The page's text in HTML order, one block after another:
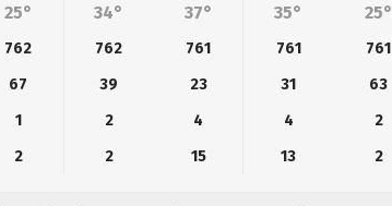
25° 34° 37° 35° 25°
762 762 761 761
761
67 39 23 31
63
1 2 4 4
2
2 2 15 13 2